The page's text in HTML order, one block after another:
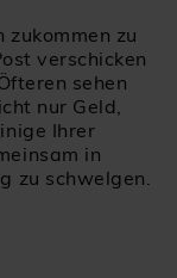
zukommen zu
verschicken
sehen
nur Geld,
Ihrer
in
zu schwelgen.